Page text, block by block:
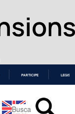
PARTICIPE